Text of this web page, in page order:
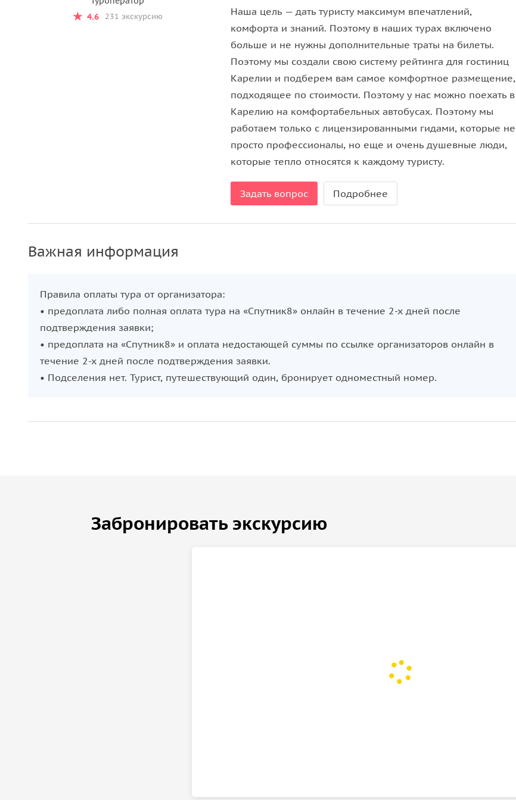
Ладожские шхеры.
Услугу оказывает туроператор РТО 024919.
4.6
231 экскурсию
Наша цель — дать туристу максимум впечатлений,
комфорта и знаний. Поэтому в наших турах включено
больше и не нужны дополнительные траты на билеты.
Поэтому мы создали свою систему рейтинга для гостиниц
Карелии и подберем вам самое комфортное размещение,
подходящее по стоимости. Поэтому у нас можно поехать в
Карелию на комфортабельных автобусах. Поэтому мы
работаем только с лицензированными гидами, которые не
просто профессионалы, но еще и очень душевные люди,
которые тепло относятся к каждому туристу.
Задать вопрос Подробнее
Важная информация
Правила оплаты тура от организатора:
• предоплата либо полная оплата тура на «Спутник8» онлайн в течение 2-х дней после
подтверждения заявки;
• предоплата на «Спутник8» и оплата недостающей суммы по ссылке организаторов онлайн в
течение 2-х дней после подтверждения заявки.
• Подселения нет. Турист, путешествующий один, бронирует одноместный номер.
Забронировать экскурсию